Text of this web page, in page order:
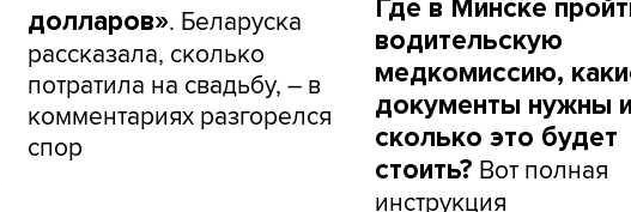
долларов». Беларуска
рассказала, сколько
потратила на свадьбу, – в
комментариях разгорелся
спор
Где в Минске
водительскую
медкомиссию,
документы нужны
сколько это будет
стоить? Вот полная
инструкция